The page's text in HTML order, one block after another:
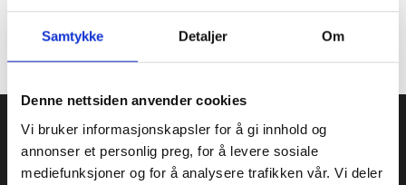
Samtykke Detaljer Om
Denne nettsiden anvender cookies
Vi bruker informasjonskapsler for å gi innhold og
annonser et personlig preg, for å levere sosiale
mediefunksjoner og for å analysere trafikken vår. Vi deler
OM MEDICUS